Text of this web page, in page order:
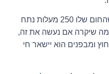
אנחנו לא רוצים להניח על גריל שהחום שלו 250 מעלות נתח
שיקרה אם נעשה את זה,
ומבפנים הוא יישאר חי